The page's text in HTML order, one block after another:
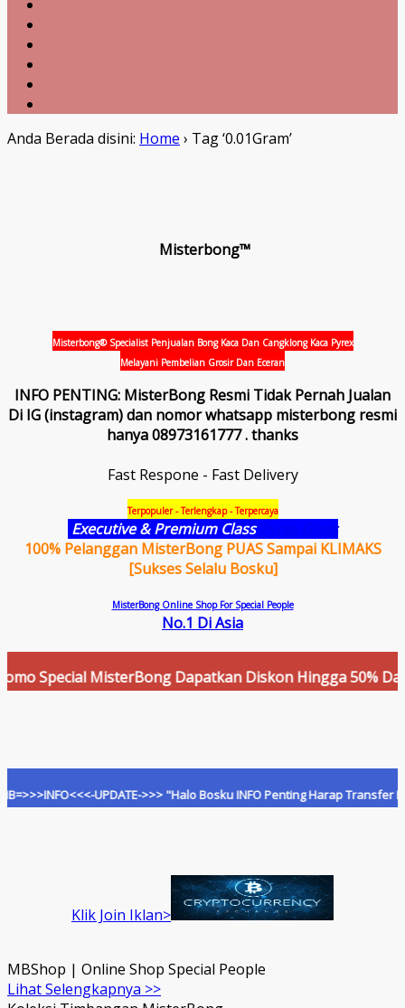
Anda Berada disini: Home › Tag ‘0.01Gram’
Misterbong™
Misterbong® Specialist Penjualan Bong Kaca Dan Cangklong Kaca Pyrex
Melayani Pembelian Grosir Dan Eceran
INFO PENTING: MisterBong Resmi Tidak Pernah Jualan
Di IG (instagram) dan nomor whatsapp misterbong resmi
hanya 08973161777 . thanks
Fast Respone - Fast Delivery
Terpopuler - Terlengkap - Terpercaya
Executive & Premium Class
100% Pelanggan MisterBong PUAS Sampai KLIMAKS
[Sukses Selalu Bosku]
MisterBong Online Shop For Special People
No.1 Di Asia
Special MisterBong Dapatkan Diskon Hingga 50% Dan
UPDATE->>> "Halo Bosku INFO Penting Harap Transfer
Klik Join Iklan>
MBShop | Online Shop Special People
Lihat Selengkapnya >>